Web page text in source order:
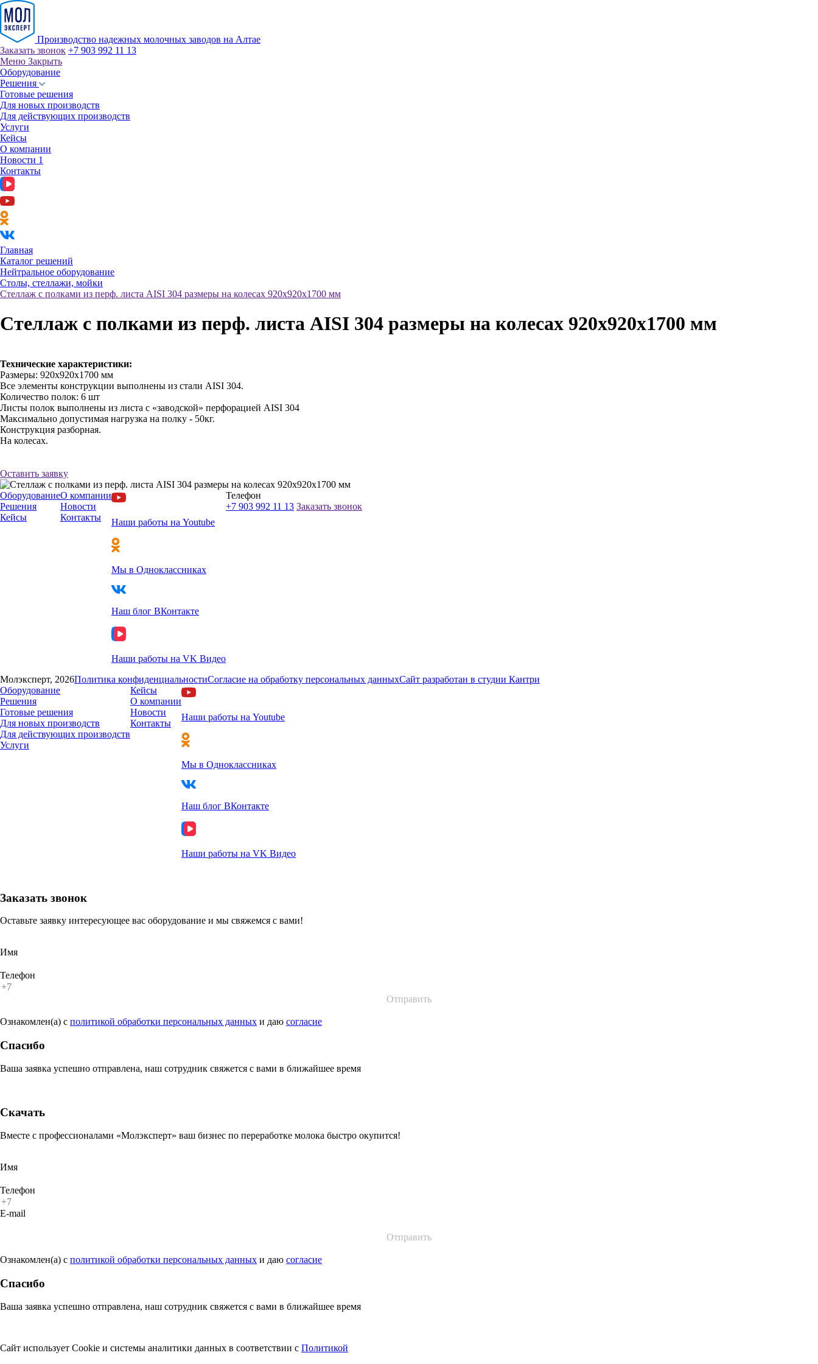
Производство надежных молочных заводов на Алтае
Заказать звонок +7 903 992 11 13
Меню Закрыть
Оборудование
Решения
Готовые решения
Для новых производств
Для действующих производств
Услуги
Кейсы
О компании
Новости 1
Контакты
Главная
Каталог решений
Нейтральное оборудование
Столы, стеллажи, мойки
Стеллаж с полками из перф. листа AISI 304 размеры на колесах 920х920х1700 мм
Стеллаж с полками из перф. листа AISI 304 размеры на колесах 920х920х1700 мм
Технические характеристики:
Размеры: 920х920х1700 мм
Все элементы конструкции выполнены из стали AISI 304.
Количество полок: 6 шт
Листы полок выполнены из листа c «заводской» перфорацией AISI 304
Максимально допустимая нагрузка на полку - 50кг.
Конструкция разборная.
На колесах.
Оставить заявку
Оборудование
Решения
Кейсы
О компании
Новости
Контакты
Наши работы на Youtube
Мы в Одноклассниках
Наш блог ВКонтакте
Наши работы на VK Видео
Телефон
+7 903 992 11 13 Заказать звонок
Молэксперт, 2026Политика конфиденциальностиСогласие на обработку персональных данныхСайт разработан в cтудии Кантри
Оборудование
Решения
Готовые решения
Для новых производств
Для действующих производств
Услуги
Кейсы
О компании
Новости
Контакты
Наши работы на Youtube
Мы в Одноклассниках
Наш блог ВКонтакте
Наши работы на VK Видео
Заказать звонок
Оставьте заявку интересующее вас оборудование и мы свяжемся с вами!
Имя
Телефон
Ознакомлен(а) с политикой обработки персональных данных и даю согласие
Спасибо
Ваша заявка успешно отправлена, наш сотрудник свяжется с вами в ближайшее время
Скачать
Вместе с профессионалами «Молэксперт» ваш бизнес по переработке молока быстро окупится!
Имя
Телефон
E-mail
Ознакомлен(а) с политикой обработки персональных данных и даю согласие
Спасибо
Ваша заявка успешно отправлена, наш сотрудник свяжется с вами в ближайшее время
Сайт использует Cookie и системы аналитики данных в соответствии с Политикой